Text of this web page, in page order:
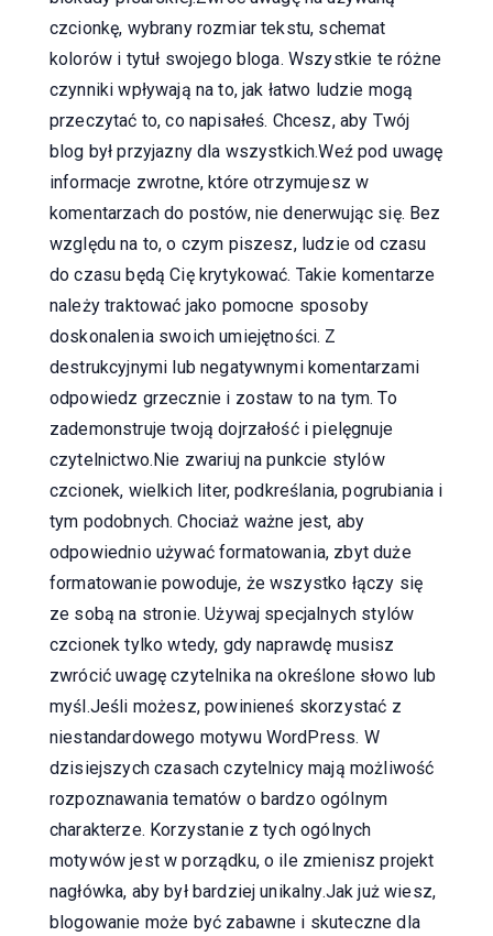
czcionkę, wybrany rozmiar tekstu, schemat
kolorów i tytuł swojego bloga. Wszystkie te różne
czynniki wpływają na to, jak łatwo ludzie mogą
przeczytać to, co napisałeś. Chcesz, aby Twój
blog był przyjazny dla wszystkich.Weź pod uwagę
informacje zwrotne, które otrzymujesz w
komentarzach do postów, nie denerwując się. Bez
względu na to, o czym piszesz, ludzie od czasu
do czasu będą Cię krytykować. Takie komentarze
należy traktować jako pomocne sposoby
doskonalenia swoich umiejętności. Z
destrukcyjnymi lub negatywnymi komentarzami
odpowiedz grzecznie i zostaw to na tym. To
zademonstruje twoją dojrzałość i pielęgnuje
czytelnictwo.Nie zwariuj na punkcie stylów
czcionek, wielkich liter, podkreślania, pogrubiania i
tym podobnych. Chociaż ważne jest, aby
odpowiednio używać formatowania, zbyt duże
formatowanie powoduje, że wszystko łączy się
ze sobą na stronie. Używaj specjalnych stylów
czcionek tylko wtedy, gdy naprawdę musisz
zwrócić uwagę czytelnika na określone słowo lub
myśl.Jeśli możesz, powinieneś skorzystać z
niestandardowego motywu WordPress. W
dzisiejszych czasach czytelnicy mają możliwość
rozpoznawania tematów o bardzo ogólnym
charakterze. Korzystanie z tych ogólnych
motywów jest w porządku, o ile zmienisz projekt
nagłówka, aby był bardziej unikalny.Jak już wiesz,
blogowanie może być zabawne i skuteczne dla